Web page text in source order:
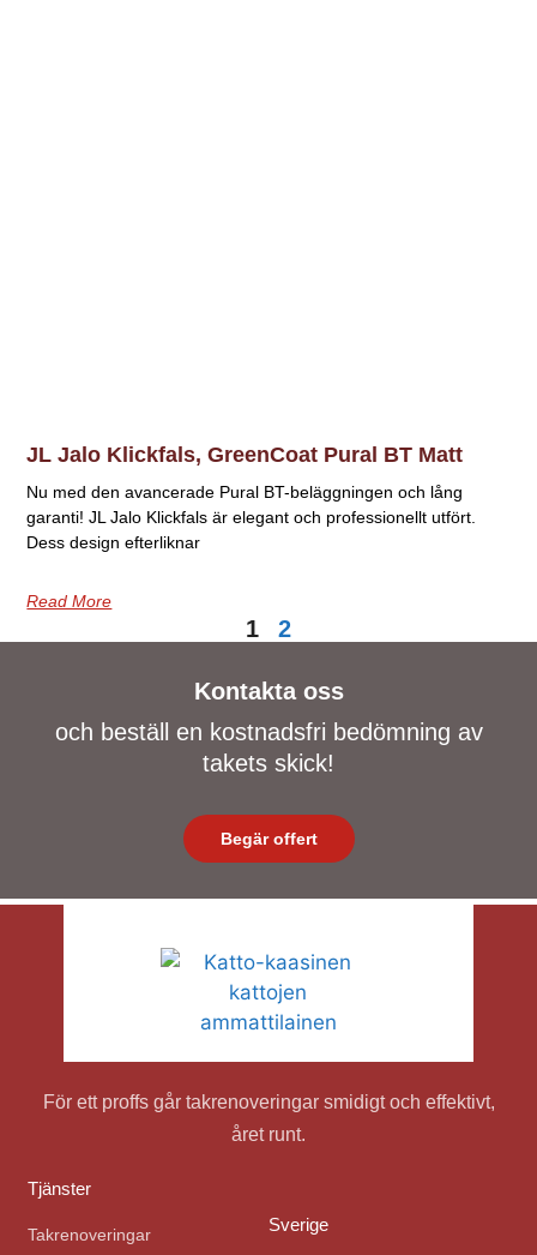
JL Jalo Klickfals, GreenCoat Pural BT Matt
Nu med den avancerade Pural BT-beläggningen och lång
garanti! JL Jalo Klickfals är elegant och professionellt utfört.
Dess design efterliknar
Read More
1 2
Kontakta oss
och beställ en kostnadsfri bedömning av
takets skick!
Begär offert
För ett proffs går takrenoveringar smidigt och effektivt,
året runt.
Tjänster
Takrenoveringar Sverige